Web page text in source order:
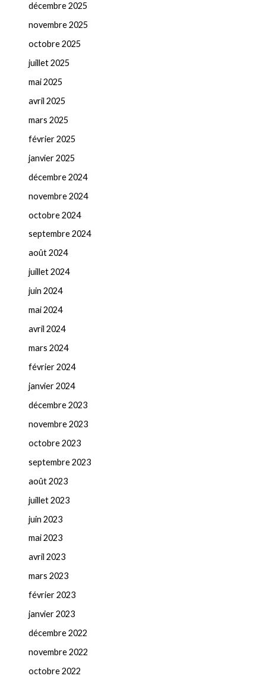
décembre 2025
novembre 2025
octobre 2025
juillet 2025
mai 2025
avril 2025
mars 2025
février 2025
janvier 2025
décembre 2024
novembre 2024
octobre 2024
septembre 2024
août 2024
juillet 2024
juin 2024
mai 2024
avril 2024
mars 2024
février 2024
janvier 2024
décembre 2023
novembre 2023
octobre 2023
septembre 2023
août 2023
juillet 2023
juin 2023
mai 2023
avril 2023
mars 2023
février 2023
janvier 2023
décembre 2022
novembre 2022
octobre 2022